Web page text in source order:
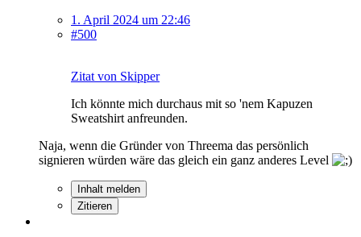
1. April 2024 um 22:46
#500
Zitat von Skipper
Ich könnte mich durchaus mit so 'nem Kapuzen
Sweatshirt anfreunden.
Naja, wenn die Gründer von Threema das persönlich
signieren würden wäre das gleich ein ganz anderes Level
Inhalt melden
Zitieren